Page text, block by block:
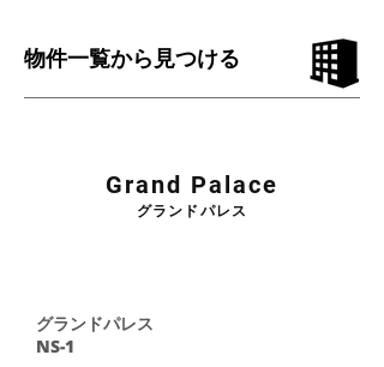
物件一覧から見つける
Grand Palace
​グランドパレス
グランドパレス
NS-1